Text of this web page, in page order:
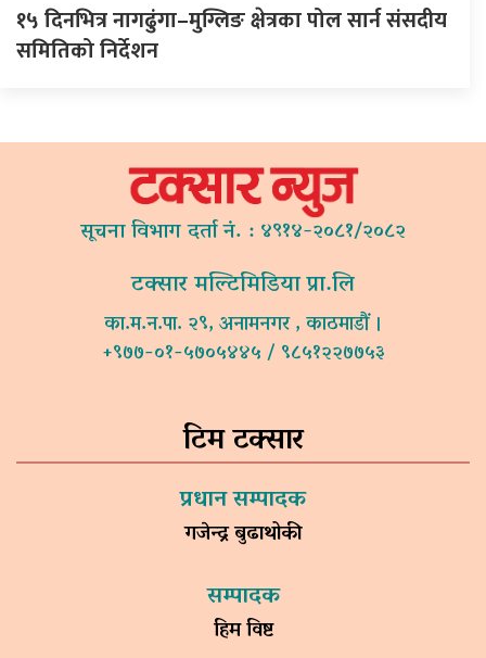
१५ दिनभित्र नागढुंगा–मुग्लिङ क्षेत्रका पोल सार्न संसदीय
समितिको निर्देशन
सूचना विभाग दर्ता नं. : ४९१४-२०८१/२०८२
टक्सार मल्टिमिडिया प्रा.लि
का.म.न.पा. २९, अनामनगर , काठमाडौं ।
+९७७-०१-५७०५४४५ / ९८५१२२७७५३
टिम टक्सार
प्रधान सम्पादक
गजेन्द्र बुढाथोकी
सम्पादक
हिम विष्ट